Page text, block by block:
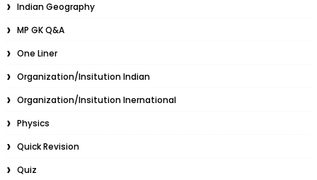
Indian Geography
MP GK Q&A
One Liner
Organization/Insitution Indian
Organization/Insitution Inernational
Physics
Quick Revision
Quiz